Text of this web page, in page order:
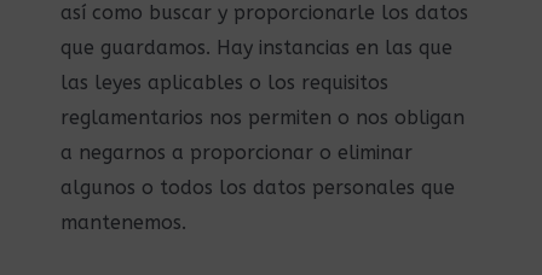
así como buscar y proporcionarle los datos
que guardamos. Hay instancias en las que
las leyes aplicables o los requisitos
reglamentarios nos permiten o nos obligan
a negarnos a proporcionar o eliminar
algunos o todos los datos personales que
mantenemos.